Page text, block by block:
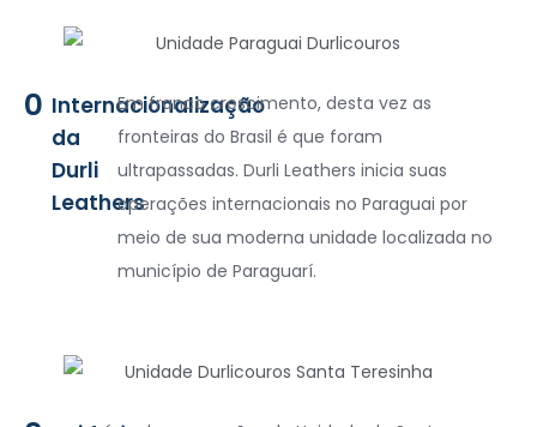
0 Internacionalização
da
Durli
Leathers
Em franco crescimento, desta vez as
fronteiras do Brasil é que foram
ultrapassadas. Durli Leathers inicia suas
operações internacionais no Paraguai por
meio de sua moderna unidade localizada no
município de Paraguarí.